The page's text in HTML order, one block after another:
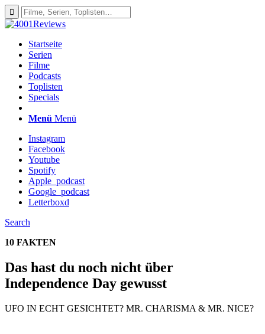
Startseite
Serien
Filme
Podcasts
Toplisten
Specials
Menü Menü
Instagram
Facebook
Youtube
Spotify
Apple_podcast
Google_podcast
Letterboxd
Search
10 FAKTEN
Das hast du noch nicht über
Independence Day gewusst
UFO IN ECHT GESICHTET? MR. CHARISMA & MR. NICE?